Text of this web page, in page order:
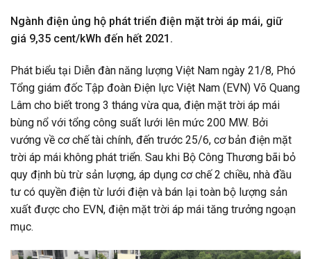
Ngành điện ủng hộ phát triển điện mặt trời áp mái, giữ
giá 9,35 cent/kWh đến hết 2021.
Phát biểu tại Diễn đàn năng lượng Việt Nam ngày 21/8, Phó
Tổng giám đốc Tập đoàn Điện lực Việt Nam (EVN) Võ Quang
Lâm cho biết trong 3 tháng vừa qua, điện mặt trời áp mái
bùng nổ với tổng công suất lưới lên mức 200 MW. Bởi
vướng về cơ chế tài chính, đến trước 25/6, cơ bản điện mặt
trời áp mái không phát triển. Sau khi Bộ Công Thương bãi bỏ
quy định bù trừ sản lượng, áp dụng cơ chế 2 chiều, nhà đầu
tư có quyền điện từ lưới điện và bán lại toàn bộ lượng sản
xuất được cho EVN, điện mặt trời áp mái tăng trưởng ngoạn
mục.